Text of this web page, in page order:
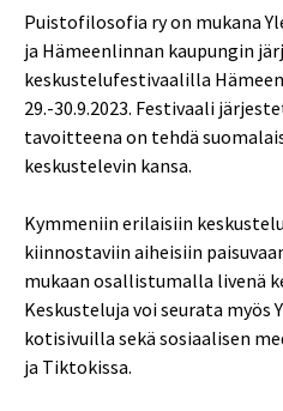
Puistofilosofia ry on mukana
ja Hämeenlinnan kaupungin
keskustelufestivaalilla
29.-30.9.2023. Festivaali
tavoitteena on tehdä
keskustelevin kansa.
Kymmeniin erilaisiin
kiinnostaviin aiheisiin
mukaan osallistumalla livenä
Keskusteluja voi seurata myös
kotisivuilla sekä sosiaalisen
ja Tiktokissa.